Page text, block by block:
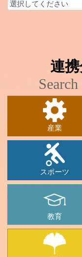
連
産業
スポーツ
教育